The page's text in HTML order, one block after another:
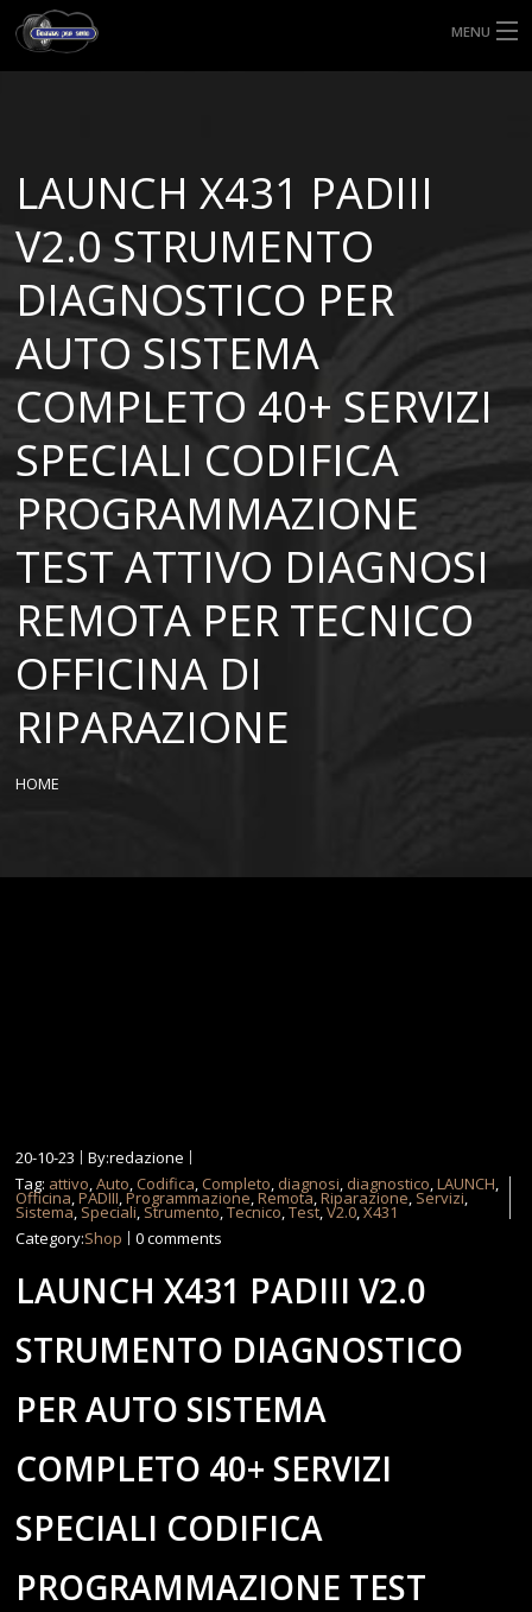
MENU
MISURE GOMME
BLOG
SHOP
LAUNCH X431 PADIII
V2.0 STRUMENTO
DIAGNOSTICO PER
AUTO SISTEMA
COMPLETO 40+ SERVIZI
SPECIALI CODIFICA
PROGRAMMAZIONE
TEST ATTIVO DIAGNOSI
REMOTA PER TECNICO
OFFICINA DI
RIPARAZIONE
HOME
20-10-23
By:redazione
Tag: attivo,Auto, Codifica, Completo, diagnosi, diagnostico,LAUNCH,
Officina,PADIII,Programmazione,Remota,Riparazione, Servizi,
Sistema, Speciali, Strumento,Tecnico,Test,V2.0,X431
Category:Shop 0 comments
LAUNCH X431 PADIII V2.0
STRUMENTO DIAGNOSTICO
PER AUTO SISTEMA
COMPLETO 40+ SERVIZI
SPECIALI CODIFICA
PROGRAMMAZIONE TEST